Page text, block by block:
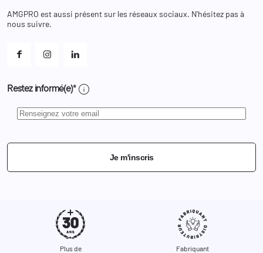
Changer votre mot de passe ?
Et les cookies ?
AMGPRO est aussi présent sur les réseaux sociaux. N'hésitez pas à
nous suivre.
Restez informé(e)* info
Je m'inscris
Plus de
Fabriquant